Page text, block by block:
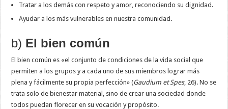
Tratar a los demás con respeto y amor, reconociendo su dignidad.
Ayudar a los más vulnerables en nuestra comunidad.
b) El bien común
El bien común es «el conjunto de condiciones de la vida social que
permiten a los grupos y a cada uno de sus miembros lograr más
plena y fácilmente su propia perfección» (Gaudium et Spes, 26). No se
trata solo de bienestar material, sino de crear una sociedad donde
todos puedan florecer en su vocación y propósito.